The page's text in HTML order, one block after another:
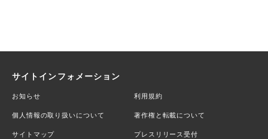
サイトインフォメーション
お知らせ 利用規約
個人情報の取り扱いについて 著作権と転載について
サイトマップ プレスリリース受付